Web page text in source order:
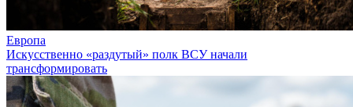
Европа
Искусственно «раздутый» полк ВСУ начали
трансформировать